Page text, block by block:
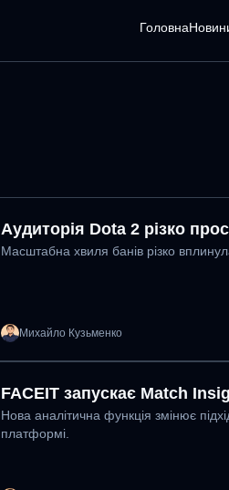
Головна
Аудиторія Dota 2 різко
Масштабна хвиля банів різко
Михайло Кузьменко
FACEIT запускає Match
Нова аналітична функція змінює
платформі.